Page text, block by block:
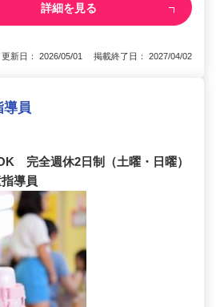
詳細を見る
更新日： 2026/05/01 掲載終了日： 2027/04/02
導員
完全週休2日制（土曜・日曜）
導員